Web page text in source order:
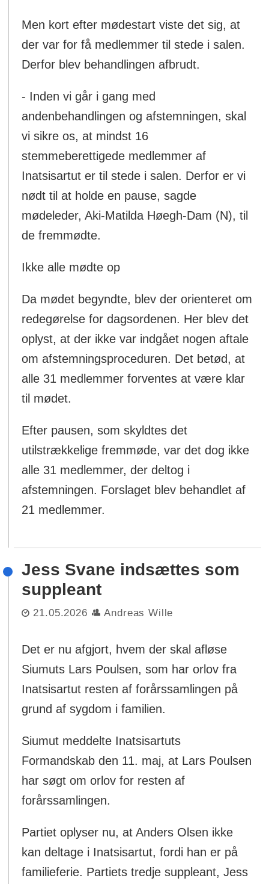
Men kort efter mødestart viste det sig, at
der var for få medlemmer til stede i salen.
Derfor blev behandlingen afbrudt.
- Inden vi går i gang med
andenbehandlingen og afstemningen, skal
vi sikre os, at mindst 16
stemmeberettigede medlemmer af
Inatsisartut er til stede i salen. Derfor er vi
nødt til at holde en pause, sagde
mødeleder, Aki-Matilda Høegh-Dam (N), til
de fremmødte.
Ikke alle mødte op
Da mødet begyndte, blev der orienteret om
redegørelse for dagsordenen. Her blev det
oplyst, at der ikke var indgået nogen aftale
om afstemningsproceduren. Det betød, at
alle 31 medlemmer forventes at være klar
til mødet.
Efter pausen, som skyldtes det
utilstrækkelige fremmøde, var det dog ikke
alle 31 medlemmer, der deltog i
afstemningen. Forslaget blev behandlet af
21 medlemmer.
Jess Svane indsættes som
suppleant
21.05.2026 Andreas Wille
Det er nu afgjort, hvem der skal afløse
Siumuts Lars Poulsen, som har orlov fra
Inatsisartut resten af forårssamlingen på
grund af sygdom i familien.
Siumut meddelte Inatsisartuts
Formandskab den 11. maj, at Lars Poulsen
har søgt om orlov for resten af
forårssamlingen.
Partiet oplyser nu, at Anders Olsen ikke
kan deltage i Inatsisartut, fordi han er på
familieferie. Partiets tredje suppleant, Jess